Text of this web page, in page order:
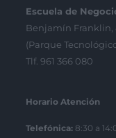
Escuela de
Benjamín Franklin,
(Parque
Tlf. 961 366 080
Horario Atención
Telefónica: 8:30 a